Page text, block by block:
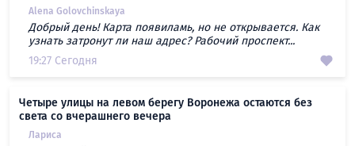
Alena Golovchinskaya
Добрый день! Карта появиламь, но не открывается. Как
узнать затронут ли наш адрес? Рабочий проспект...
19:27 Сегодня
Четыре улицы на левом берегу Воронежа остаются без
света со вчерашнего вечера
Лариса